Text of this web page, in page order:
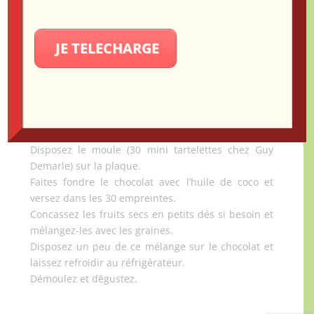
Étalez sur une plaque recouverte d’une toile de
cuisson ou d’un papier sulfurisé et enfournez pour
20 minutes environ.
Disposez le moule (30 mini tartelettes chez Guy
Demarle) sur la plaque.
Faites fondre le chocolat avec l’huile de coco et
versez dans les 30 empreintes.
Concassez les fruits secs en petits dés si besoin et
mélangez-les avec les graines.
Disposez un peu de ce mélange sur le chocolat et
laissez refroidir au réfrigérateur.
Démoulez et dégustez.
JE TELECHARGE